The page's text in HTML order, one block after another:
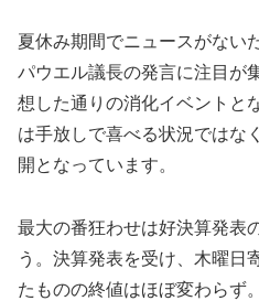
夏休み期間でニュースがない
パウエル議長の発言に注目が
想した通りの消化イベントと
は手放しで喜べる状況ではな
開となっています。
最大の番狂わせは好決算発表
う。決算発表を受け、木曜日
たものの終値はほぼ変わらず